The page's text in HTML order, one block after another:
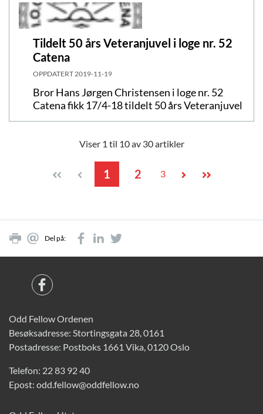
Tildelt 50 års Veteranjuvel i loge nr. 52
Catena
OPPDATERT 2019-11-19
Bror Hans Jørgen Christensen i loge nr. 52
Catena fikk 17/4-18 tildelt 50 års Veteranjuvel
Viser 1 til 10 av 30 artikler
1 2 3
Del på:
Odd Fellow Ordenen
Besøksadresse: Stortingsgata 28, 0161
Postadresse: Postboks 1661 Vika, 0120 Oslo
Telefon: 22 83 92 40
Epost: odd.fellow@oddfellow.no